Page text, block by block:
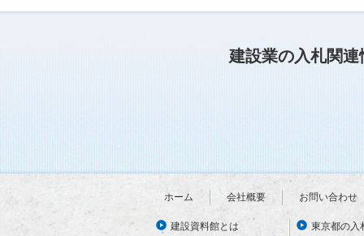
建設業の入札関
ホーム 会社概要 お問い合わせ
建設資料館とは 東京都の入